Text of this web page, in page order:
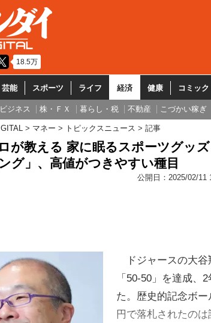
18.5万
芸能 スポーツ ライフ 経済 健康 コミック
ビジネス 株・ＦＸ 暮らし・税 不動産 こづかい稼ぎ
マネー トピックスニュース 記事
が教える 家に眠るスポーツグッ
グ」、高値がつきやすい種目
公開日： 2025/02/11
ドジャースの大谷
「50-50」を達成、
た。歴史的記念ボ
円で落札されたの